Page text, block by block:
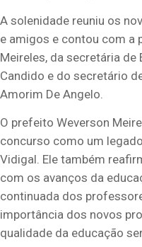
A solenidade reuniu os
e amigos e contou com a
Meireles, da secretária de
Candido e do secretário
Amorim De Angelo.
O prefeito Weverson
concurso como um
Vidigal. Ele também
com os avanços da
continuada dos
importância dos novos
qualidade da educação